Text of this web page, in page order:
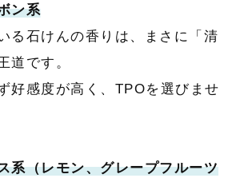
ン系
る石けんの香りは、まさに「清
道です。
好感度が高く、TPOを選びませ
系（レモン、グレープフルーツ